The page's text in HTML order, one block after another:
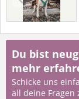
Du bist
mehr
Schicke uns
all deine Fragen